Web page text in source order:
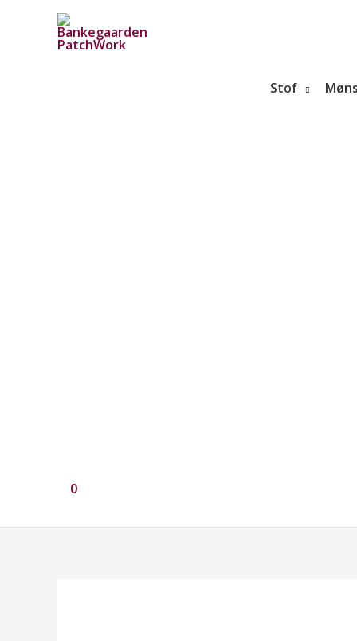
indholdet
Stof
0